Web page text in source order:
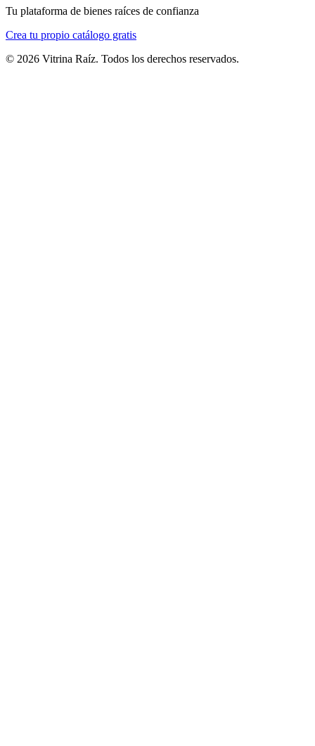
Tu plataforma de bienes raíces de confianza
Crea tu propio catálogo gratis
© 2026 Vitrina Raíz. Todos los derechos reservados.